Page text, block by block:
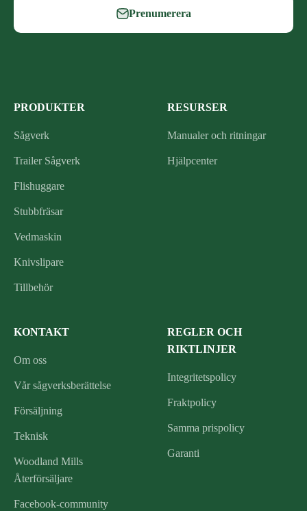
Prenumerera
PRODUKTER
Sågverk
Trailer Sågverk
Flishuggare
Stubbfräsar
Vedmaskin
Knivslipare
Tillbehör
RESURSER
Manualer och ritningar
Hjälpcenter
KONTAKT
Om oss
Vår sågverksberättelse
Försäljning
Teknisk
Woodland Mills
Återförsäljare
Facebook-community
REGLER OCH
RIKTLINJER
Integritetspolicy
Fraktpolicy
Samma prispolicy
Garanti